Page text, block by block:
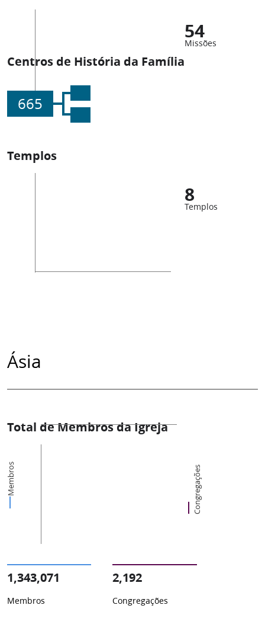
54
Missões
Centros de História da Família
665
Templos
8
Templos
Ásia
Total de Membros da Igreja
Membros Congregações
1,343,071
Membros
2,192
Congregações